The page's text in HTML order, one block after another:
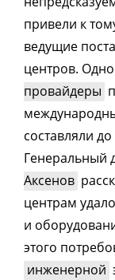
привели к
ведущие
центров.
провайдеры
составляли
Генеральный
Аксенов
центрам
и
этого
инженерной